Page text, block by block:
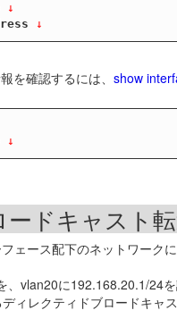
↓
↓
を確認するには、 show
↓
ドキャスト
ェース配下のネットワーク
vlan20に192.168.20.1/24
ィレクティドブロードキャ